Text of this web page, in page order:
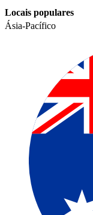
Locais populares​​
Ásia-Pacífico​​